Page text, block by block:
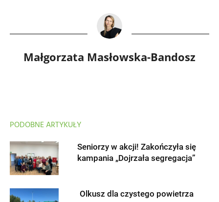
Małgorzata Masłowska-Bandosz
PODOBNE ARTYKUŁY
Seniorzy w akcji! Zakończyła się
kampania „Dojrzała segregacja”
Olkusz dla czystego powietrza